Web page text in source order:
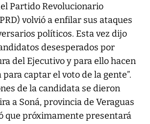
Partido Revolucionario
volvió a enfilar sus ataques
políticos. Esta vez dijo
desesperados por
del Ejecutivo y para ello hacen
captar el voto de la gente”.
de la candidata se dieron
a Soná, provincia de Veraguas
que próximamente presentará